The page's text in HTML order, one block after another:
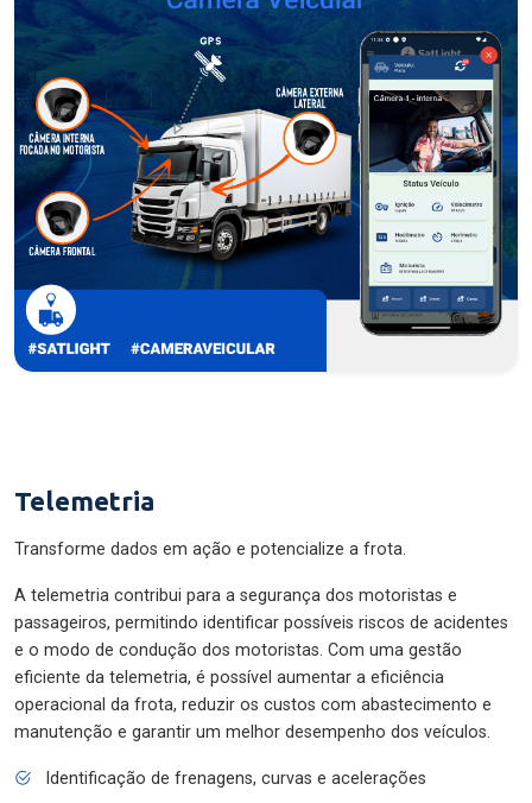
Telemetria
Transforme dados em ação e potencialize a frota.
A telemetria contribui para a segurança dos motoristas e
passageiros, permitindo identificar possíveis riscos de acidentes
e o modo de condução dos motoristas. Com uma gestão
eficiente da telemetria, é possível aumentar a eficiência
operacional da frota, reduzir os custos com abastecimento e
manutenção e garantir um melhor desempenho dos veículos.
Identificação de frenagens, curvas e acelerações